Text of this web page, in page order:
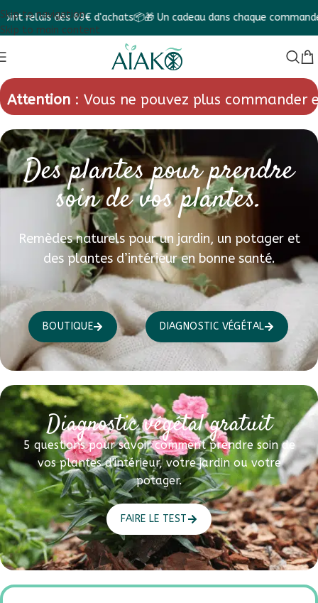
Skip to navigation
Skip to main content
relais dès 69€ d'achats📦🎁 Un cadeau dans chaque commande ! 🎁
Attention : Vous ne pouvez plus commander
Des plantes pour prendre
soin de vos plantes.
Remèdes naturels pour un jardin, un potager et
des plantes d’intérieur en bonne santé.
BOUTIQUE DIAGNOSTIC VÉGÉTAL
Diagnostic végétal gratuit
5 questions pour savoir comment prendre soin de
vos plantes d'intérieur, votre jardin ou votre
potager.
FAIRE LE TEST